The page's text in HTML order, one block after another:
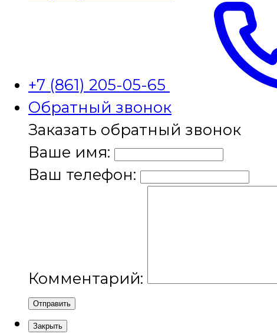
+7 (861) 205-05-65
Обратный звонок
Заказать обратный звонок
Ваше имя:
Ваш телефон:
Комментарий:
Отправить
Закрыть